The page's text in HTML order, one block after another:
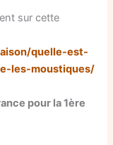
sur cette
quelle-est-
les-moustiques/
pour la 1ère